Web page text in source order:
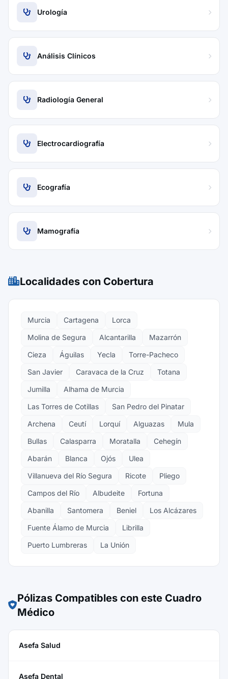
Urología
Análisis Clínicos
Radiología General
Electrocardiografía
Ecografía
Mamografía
Localidades con Cobertura
Murcia Cartagena
Lorca
Molina de Segura
Alcantarilla
Mazarrón
Cieza
Águilas Yecla
Torre-Pacheco
San Javier
Caravaca de la Cruz
Totana
Jumilla
Alhama de Murcia
Las Torres de Cotillas
San Pedro del Pinatar
Archena
Ceutí Lorquí Alguazas
Mula
Bullas
Calasparra Moratalla
Cehegín
Abarán
Blanca Ojós
Ulea
Villanueva del Río Segura
Ricote
Pliego
Campos del Río
Albudeite
Fortuna
Abanilla
Santomera Beniel
Los Alcázares
Fuente Álamo de Murcia
Librilla
Puerto Lumbreras
La Unión
Pólizas Compatibles con este Cuadro
Médico
Asefa Salud
Asefa Dental